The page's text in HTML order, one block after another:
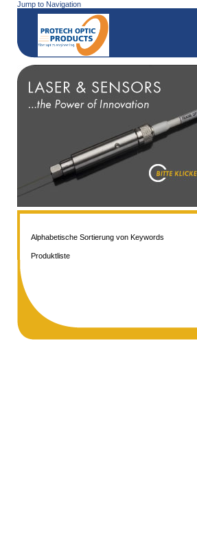
Jump to Navigation
Alphabetische Sortierung von Keywords
Produktliste